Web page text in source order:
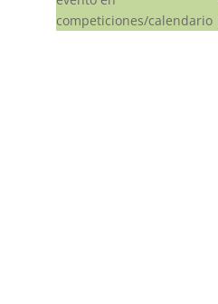
competiciones/calendario